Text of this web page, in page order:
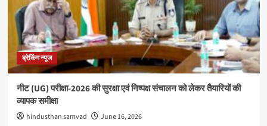
ब्रेकिंग न्यूज
नीट (UG) परीक्षा-2026 की सुरक्षा एवं निष्पक्ष संचालन को लेकर तैयारियों की
व्यापक समीक्षा
hindusthan samvad June 16, 2026